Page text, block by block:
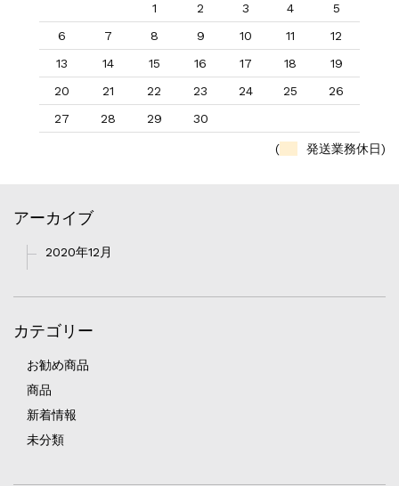
1 2 3 4
5
6
7 8 9 10 11
12
13
14 15 16 17 18
19
20
21 22 23 24 25
26
27
28 29 30
( 発送業務休日)
アーカイブ
2020年12月
カテゴリー
お勧め商品
商品
新着情報
未分類